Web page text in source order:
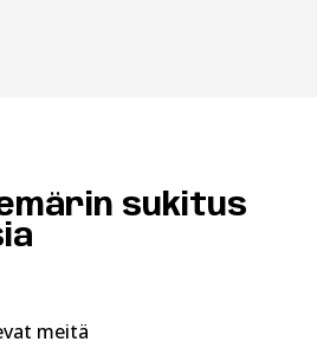
sukitus
meitä